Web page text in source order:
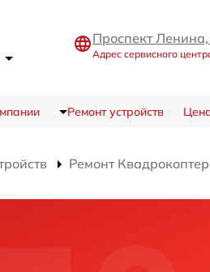
Проспект
Адрес сервисного
Ремонт устройств
Ремонт